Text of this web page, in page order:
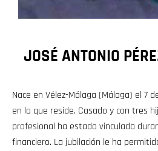
JOSÉ ANTONIO
Nace en Vélez-Málaga (Málaga) el 7
en la que reside. Casado y con tres
profesional ha estado vinculada
financiero. La jubilación le ha